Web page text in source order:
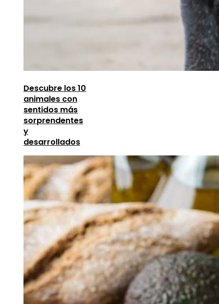
Descubre los 10
animales con
sentidos más
sorprendentes
y
desarrollados